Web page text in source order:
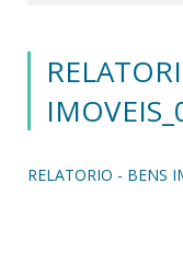
RELATORIO - BENS